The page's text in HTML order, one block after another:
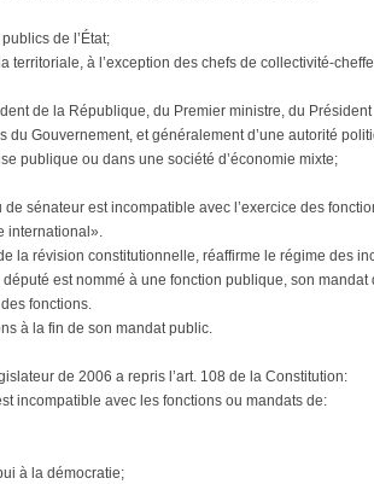
de l’État;
territoriale, à l’exception des chefs de collectivité-
de la République, du Premier ministre, du
du Gouvernement, et généralement d’une autorité
publique ou dans une société d’économie mixte;
sénateur est incompatible avec l’exercice des
international».
la révision constitutionnelle, réaffirme le régime des
est nommé à une fonction publique, son
fonctions.
à la fin de son mandat public.
de 2006 a repris l’art. 108 de la Constitution:
incompatible avec les fonctions ou mandats de:
à la démocratie;